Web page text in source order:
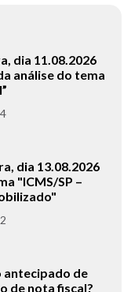
dia 11.08.2026
análise do tema
dia 13.08.2026
"ICMS/SP –
antecipado de
de nota fiscal?